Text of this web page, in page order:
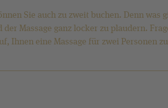
Sie auch zu zweit buchen. Denn was
Massage ganz locker zu plaudern.
Ihnen eine Massage für zwei Personen